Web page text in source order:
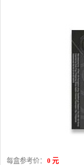
每盒参考价：
0 元